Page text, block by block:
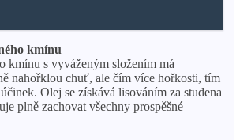
kmínu
kmínu s vyváženým složením má
nahořklou chuť, ale čím více hořkosti, tím
Olej se získává lisováním za studena
plně zachovat všechny prospěšné